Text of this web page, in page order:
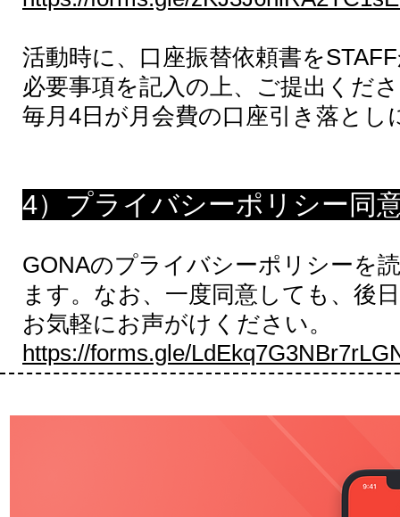
活動時に、口座振替依頼書を
必要事項を記入の上、ご提出くだ
毎月4日が月会費の口座引き落とし
4）プライバシーポリシー同
GONAのプライバシーポリシーを
ます。なお、一度同意しても、後
お気軽にお声がけください。
https://forms.gle/